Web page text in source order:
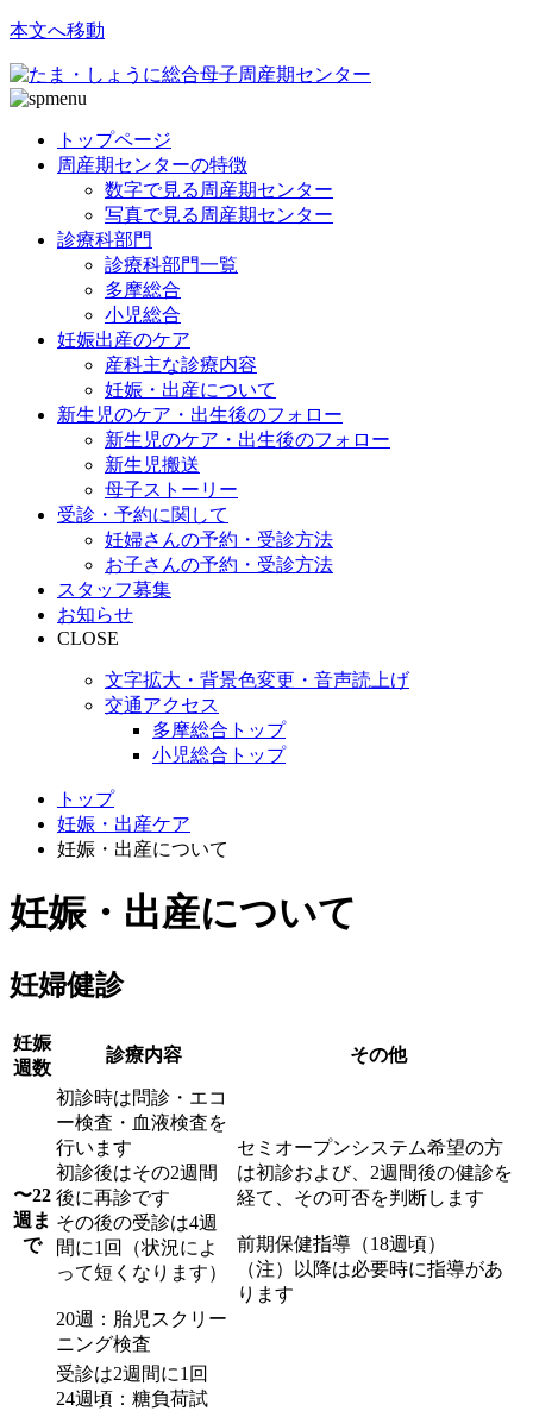
本文へ移動
トップページ
周産期センターの特徴
数字で見る周産期センター
写真で見る周産期センター
診療科部門
診療科部門一覧
多摩総合
小児総合
妊娠出産のケア
産科主な診療内容
妊娠・出産について
新生児のケア・出生後のフォロー
新生児のケア・出生後のフォロー
新生児搬送
母子ストーリー
受診・予約に関して
妊婦さんの予約・受診方法
お子さんの予約・受診方法
スタッフ募集
お知らせ
CLOSE
文字拡大・背景色変更・音声読上げ
交通アクセス
多摩総合トップ
小児総合トップ
トップ
妊娠・出産ケア
妊娠・出産について
妊娠・出産について
妊婦健診
妊娠
週数
診療内容 その他
〜22
週ま
で
初診時は問診・エコ
ー検査・血液検査を
行います
初診後はその2週間
後に再診です
その後の受診は4週
間に1回（状況によ
って短くなります）
20週：胎児スクリー
ニング検査
セミオープンシステム希望の方
は初診および、2週間後の健診を
経て、その可否を判断します
前期保健指導（18週頃）
（注）以降は必要時に指導があ
ります
受診は2週間に1回
24週頃：糖負荷試